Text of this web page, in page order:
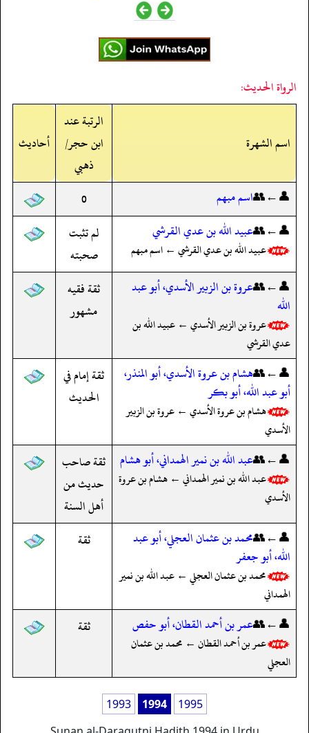
الرواة الحديث:
اسم الشهرة
الرتبة عند
ابن حجر/
ذهبي
أحاديث
👤←👥اسم مبهم
0
👤←👥عبيد الله بن عدي القرشي
عبيد الله بن عدي القرشي ← اسم مبهم
لم تثبت
صحبته
👤←👥عروة بن الزبير الأسدي، أبو عبد
الله
عروة بن الزبير الأسدي ← عبيد الله بن
عدي القرشي
ثقة فقيه
مشهور
👤←👥هشام بن عروة الأسدي، أبو المنذر،
أبو عبد الله، أبو بكر
هشام بن عروة الأسدي ← عروة بن الزبير
الأسدي
ثقة إمام في
الحديث
👤←👥عبد الله بن نمير الهمداني، أبو هشام
عبد الله بن نمير الهمداني ← هشام بن عروة
الأسدي
ثقة صاحب
حديث من
أهل السنة
👤←👥محمد بن عثمان العجلي، أبو عبد
الله، أبو جعفر
محمد بن عثمان العجلي ← عبد الله بن نمير
الهمداني
ثقة
👤←👥عمر بن أحمد القطان، أبو حفص
عمر بن أحمد القطان ← محمد بن عثمان
العجلي
ثقة
1993 1994
1995